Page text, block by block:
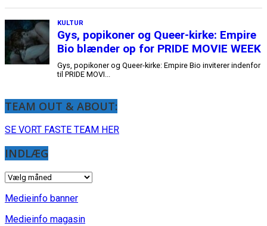
TEAM OUT & ABOUT:
SE VORT FASTE TEAM HER
INDLÆG
INDLÆG
Medieinfo banner
Medieinfo magasin